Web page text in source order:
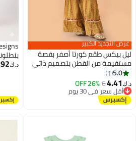
عرض التجديد الكبير
ليل بيكس طقم كورتا أصفر بقصة
مستقيمة من القطن بتصميم ذاتي
ورقبة دائرية - مثالي للمناسبات!
5.0
1
د.ك‏4.41
6
26% OFF
أقل سعر في 30 يوم
أقل سعر في 30 يوم
د.ك‏